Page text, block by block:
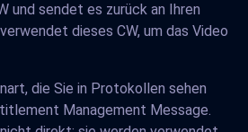
und sendet es zurück an Ihren
dieses CW, um das Video
die Sie in Protokollen sehen
Management Message.